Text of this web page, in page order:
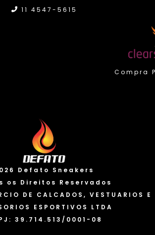
sua privacidade
para melhorar sua experiência. Ao
nosso site, você concorda com o uso
de privacidade” e alterar suas
qualquer momento.
Política de cookies
11 4547-5615
Defato Sneakers
os Direitos Reservados
DE CALCADOS, VESTUARIOS E
ESPORTIVOS LTDA
39.714.513/0001-08